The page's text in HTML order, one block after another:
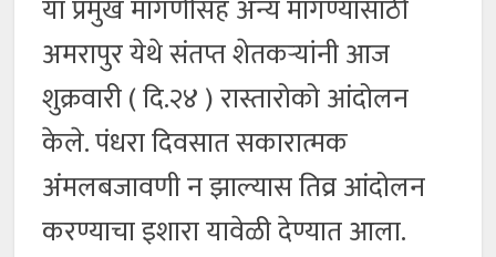
या प्रमुख मागणीसह अन्य मागण्यांसाठी
अमरापुर येथे संतप्त शेतकऱ्यांनी आज
शुक्रवारी ( दि.२४ ) रास्तारोको आंदोलन
केले. पंधरा दिवसात सकारात्मक
अंमलबजावणी न झाल्यास तिव्र आंदोलन
करण्याचा इशारा यावेळी देण्यात आला.